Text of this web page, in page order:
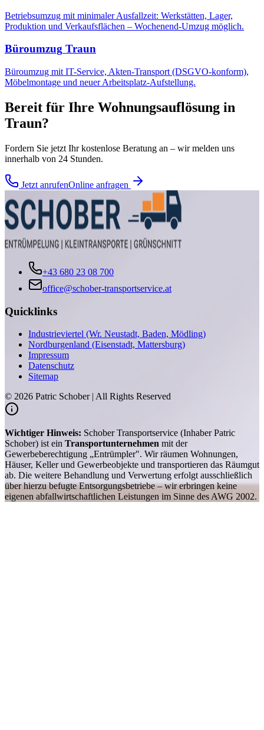
Betriebsumzug mit minimaler Ausfallzeit: Werkstätten, Lager,
Produktion und Verkaufsflächen – Wochenend-Umzug möglich.
Büroumzug Traun
Büroumzug mit IT-Service, Akten-Transport (DSGVO-konform),
Möbelmontage und neuer Arbeitsplatz-Aufstellung.
Bereit für Ihre Wohnungsauflösung in
Traun?
Fordern Sie jetzt Ihr kostenlose Beratung an – wir melden uns
innerhalb von 24 Stunden.
Jetzt anrufenOnline anfragen
+43 680 23 08 700
office@schober-transportservice.at
Quicklinks
Industrieviertel (Wr. Neustadt, Baden, Mödling)
Nordburgenland (Eisenstadt, Mattersburg)
Impressum
Datenschutz
Sitemap
© 2026 Patric Schober | All Rights Reserved
Wichtiger Hinweis: Schober Transportservice (Inhaber Patric
Schober) ist ein Transportunternehmen mit der
Gewerbeberechtigung „Entrümpler". Wir räumen Wohnungen,
Häuser, Keller und Gewerbeobjekte und transportieren das Räumgut
ab. Die weitere Behandlung und Verwertung erfolgt ausschließlich
über hierzu befugte Entsorgungsbetriebe – wir erbringen keine
eigenen abfallwirtschaftlichen Leistungen im Sinne des AWG 2002.